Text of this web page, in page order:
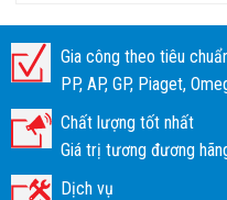
Gia công theo tiêu
PP, AP, GP, Piaget,
Chất lượng tốt nhất
Giá trị tương đương
Dịch vụ